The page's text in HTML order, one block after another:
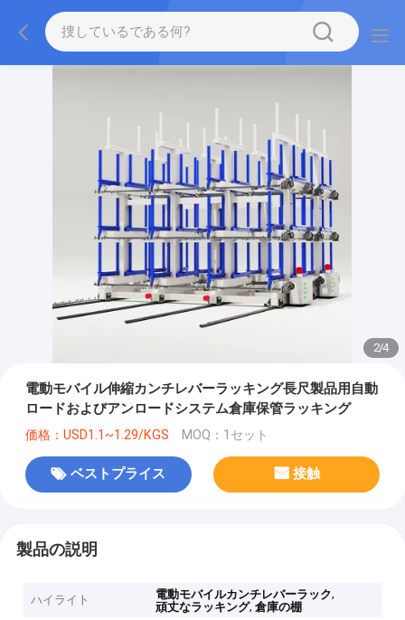
2/4
電動モバイル伸縮カンチレバーラッキング長尺製品用自動
ロードおよびアンロードシステム倉庫保管ラッキング
価格：USD1.1~1.29/KGS MOQ：1セット
ベストプライス 接触
製品の説明
ハイライト 電動モバイルカンチレバーラック,
頑丈なラッキング,倉庫の棚